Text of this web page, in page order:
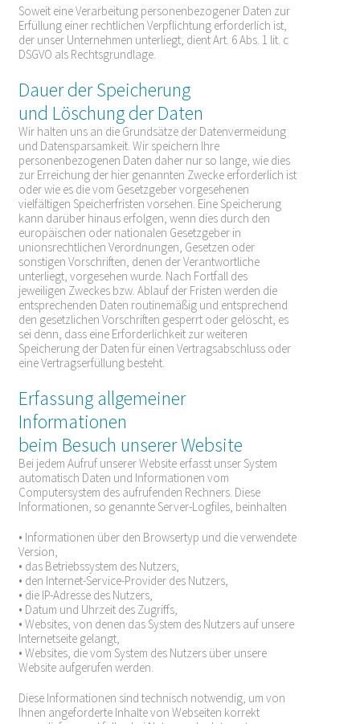
Soweit eine Verarbeitung personenbezogener Daten zur
Erfüllung einer rechtlichen Verpflichtung erforderlich ist,
der unser Unternehmen unterliegt, dient Art. 6 Abs. 1 lit. c
DSGVO als Rechtsgrundlage.
Dauer der Speicherung
und Löschung der Daten
Wir halten uns an die Grundsätze der Datenvermeidung
und Datensparsamkeit. Wir speichern Ihre
personenbezogenen Daten daher nur so lange, wie dies
zur Erreichung der hier genannten Zwecke erforderlich ist
oder wie es die vom Gesetzgeber vorgesehenen
vielfältigen Speicherfristen vorsehen. Eine Speicherung
kann darüber hinaus erfolgen, wenn dies durch den
europäischen oder nationalen Gesetzgeber in
unionsrechtlichen Verordnungen, Gesetzen oder
sonstigen Vorschriften, denen der Verantwortliche
unterliegt, vorgesehen wurde. Nach Fortfall des
jeweiligen Zweckes bzw. Ablauf der Fristen werden die
entsprechenden Daten routinemäßig und entsprechend
den gesetzlichen Vorschriften gesperrt oder gelöscht, es
sei denn, dass eine Erforderlichkeit zur weiteren
Speicherung der Daten für einen Vertragsabschluss oder
eine Vertragserfüllung besteht.
Erfassung allgemeiner
Informationen
beim Besuch unserer Website
Bei jedem Aufruf unserer Website erfasst unser System
automatisch Daten und Informationen vom
Computersystem des aufrufenden Rechners. Diese
Informationen, so genannte Server-Logfiles, beinhalten
• Informationen über den Browsertyp und die verwendete
Version,
• das Betriebssystem des Nutzers,
• den Internet-Service-Provider des Nutzers,
• die IP-Adresse des Nutzers,
• Datum und Uhrzeit des Zugriffs,
• Websites, von denen das System des Nutzers auf unsere
Internetseite gelangt,
• Websites, die vom System des Nutzers über unsere
Website aufgerufen werden.
Diese Informationen sind technisch notwendig, um von
Ihnen angeforderte Inhalte von Webseiten korrekt